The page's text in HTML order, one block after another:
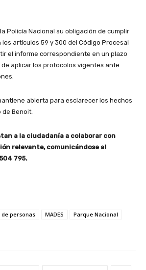
Policía Nacional su obligación de cumplir
artículos 59 y 300 del Código Procesal
el informe correspondiente en un plazo
aplicar los protocolos vigentes ante
abierta para esclarecer los hechos
Benoit.
a la ciudadanía a colaborar con
relevante, comunicándose al
795.
personas MADES
Parque Nacional